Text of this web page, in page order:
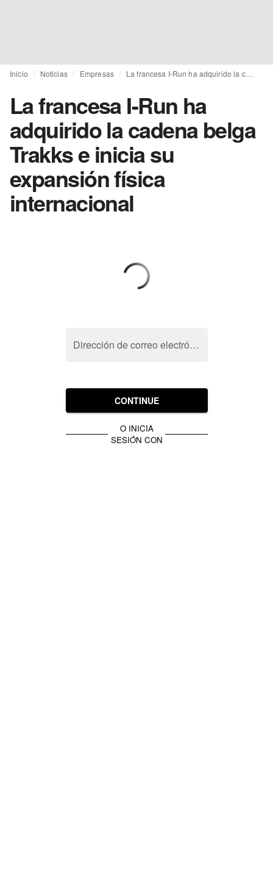
Inicio Noticias Empresas La francesa I-Run ha adquirido la cadena belga Trakks e inicia su expansión física internacional
La francesa I-Run ha
adquirido la cadena belga
Trakks e inicia su
expansión física
internacional
Dirección de correo electrónico
CONTINUE
O INICIA
SESIÓN CON